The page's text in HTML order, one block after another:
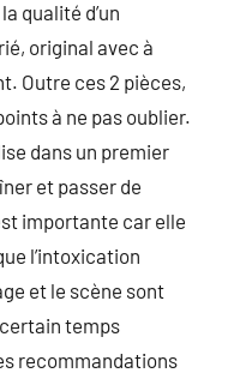
qualité d’un
original avec à
Outre ces 2 pièces,
à ne pas oublier.
dans un premier
et passer de
importante car elle
l’intoxication
et le scène sont
temps
recommandations